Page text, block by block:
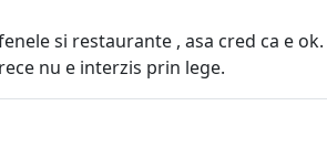
si restaurante , asa cred ca e
nu e interzis prin lege.